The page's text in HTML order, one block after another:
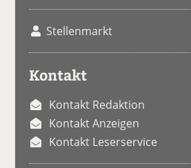
Stellenmarkt
Kontakt
Kontakt Redaktion
Kontakt Anzeigen
Kontakt Leserservice